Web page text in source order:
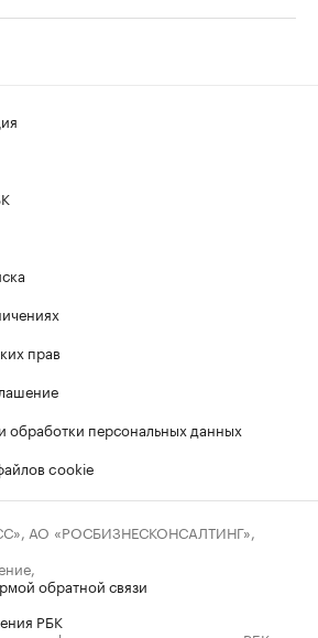
прав
обработки персональных данных
cookie
АО «РОСБИЗНЕСКОНСАЛТИНГ»,
обратной связи
РБК